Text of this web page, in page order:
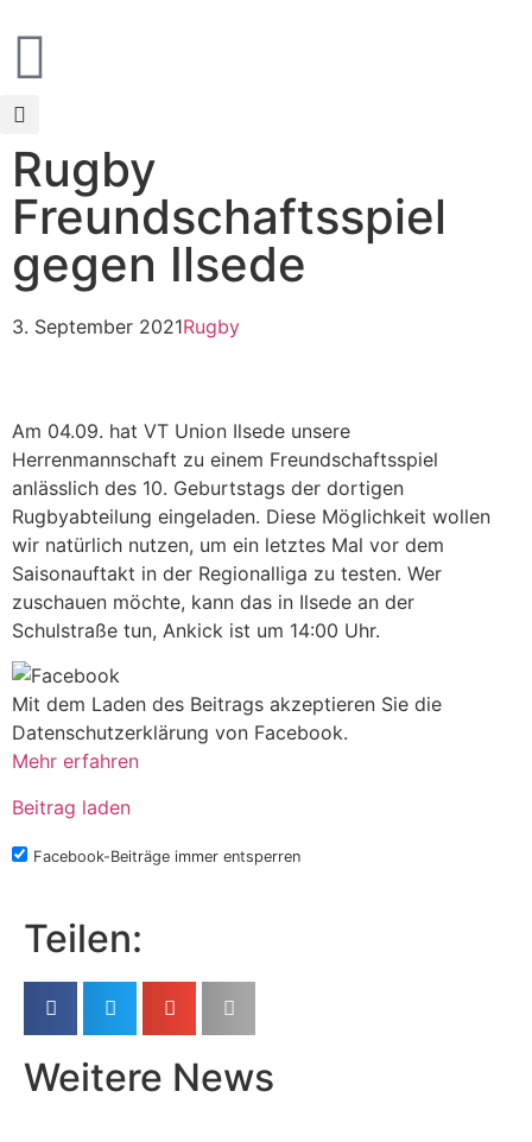
Rugby
Freundschaftsspiel
gegen Ilsede
3. September 2021Rugby
Am 04.09. hat VT Union Ilsede unsere
Herrenmannschaft zu einem Freundschaftsspiel
anlässlich des 10. Geburtstags der dortigen
Rugbyabteilung eingeladen. Diese Möglichkeit wollen
wir natürlich nutzen, um ein letztes Mal vor dem
Saisonauftakt in der Regionalliga zu testen. Wer
zuschauen möchte, kann das in Ilsede an der
Schulstraße tun, Ankick ist um 14:00 Uhr.
Mit dem Laden des Beitrags akzeptieren Sie die
Datenschutzerklärung von Facebook.
Mehr erfahren
Beitrag laden
Facebook-Beiträge immer entsperren
Teilen:
Weitere News